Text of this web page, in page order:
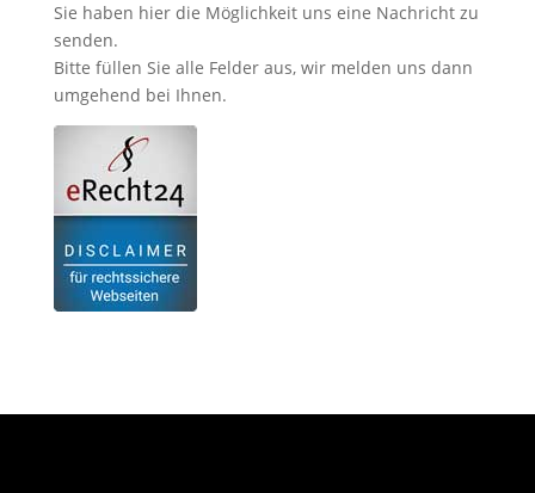
Sie haben hier die Möglichkeit uns eine Nachricht zu
senden.
Bitte füllen Sie alle Felder aus, wir melden uns dann
umgehend bei Ihnen.